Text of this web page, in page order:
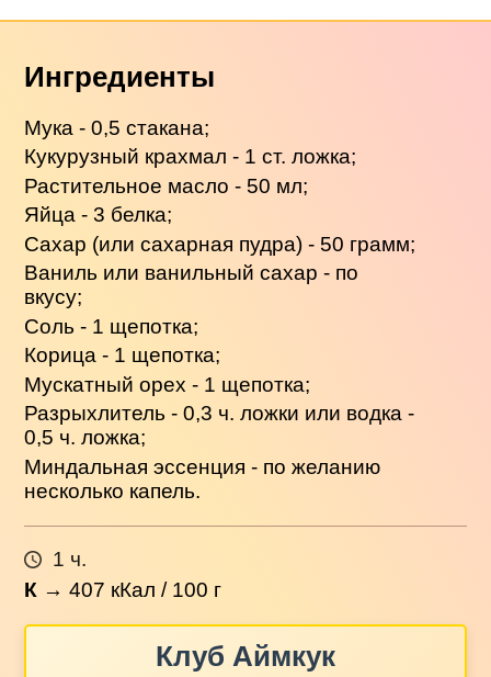
Ингредиенты
Мука - 0,5 стакана;
Кукурузный крахмал - 1 ст. ложка;
Растительное масло - 50 мл;
Яйца - 3 белка;
Сахар (или сахарная пудра) - 50 грамм;
Ваниль или ванильный сахар - по
вкусу;
Соль - 1 щепотка;
Корица - 1 щепотка;
Мускатный орех - 1 щепотка;
Разрыхлитель - 0,3 ч. ложки или водка -
0,5 ч. ложка;
Миндальная эссенция - по желанию
несколько капель.
1 ч.
К →407 кКал / 100 г
Клуб Аймкук